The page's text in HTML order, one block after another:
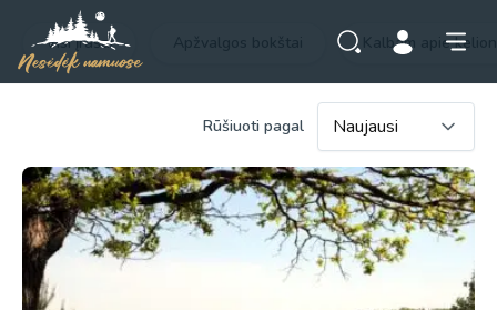
Visi įrašai Kalbam apie
Rūšiuoti pagal